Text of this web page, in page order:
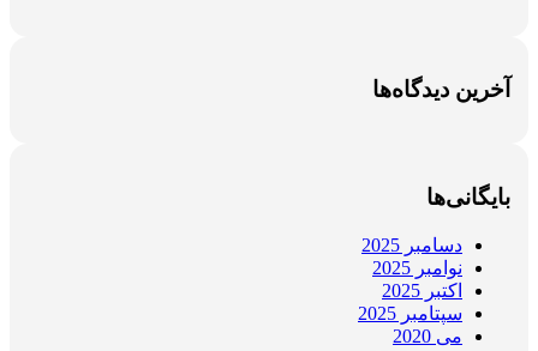
آخرین دیدگاه‌ها
بایگانی‌ها
دسامبر 2025
نوامبر 2025
اکتبر 2025
سپتامبر 2025
می 2020